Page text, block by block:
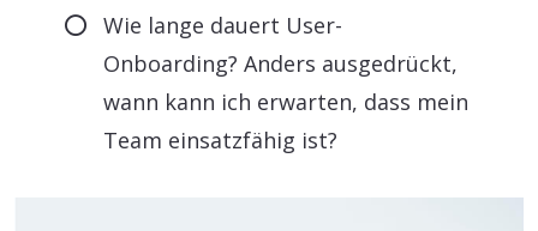
Wie lange dauert User-
Onboarding? Anders ausgedrückt,
wann kann ich erwarten, dass mein
Team einsatzfähig ist?